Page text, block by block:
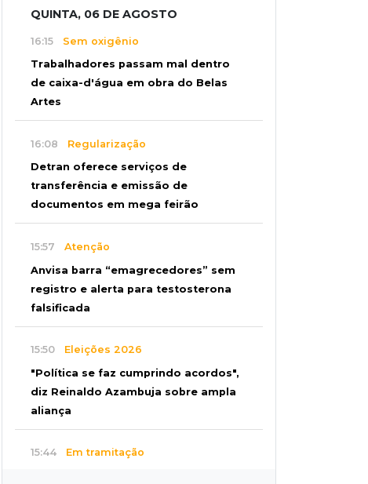
QUINTA, 06 DE AGOSTO
16:15 Sem oxigênio
Trabalhadores passam mal dentro
de caixa-d'água em obra do Belas
Artes
16:08 Regularização
Detran oferece serviços de
transferência e emissão de
documentos em mega feirão
15:57 Atenção
Anvisa barra “emagrecedores” sem
registro e alerta para testosterona
falsificada
15:50 Eleições 2026
"Política se faz cumprindo acordos",
diz Reinaldo Azambuja sobre ampla
aliança
15:44 Em tramitação